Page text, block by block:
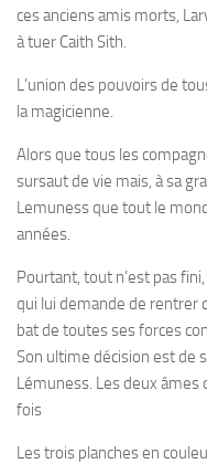
ces anciens amis morts,
à tuer Caith Sith.
L’union des pouvoirs de
la magicienne.
Alors que tous les
sursaut de vie mais, à sa
Lemuness que tout le
années.
Pourtant, tout n’est pas
qui lui demande de rentrer
bat de toutes ses forces
Son ultime décision est de
Lémuness. Les deux âmes
fois
Les trois planches en